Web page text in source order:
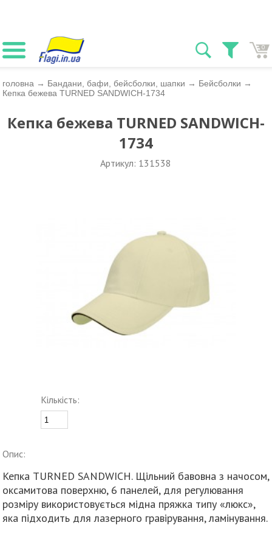
0
головна → Бандани, бафи, бейсболки, шапки → Бейсболки →
Кепка бежева TURNED SANDWICH-1734
Кепка бежева TURNED SANDWICH-
1734
Артикул: 131538
Кількість:
Опис:
Кепка TURNED SANDWICH. Щільний бавовна з начосом,
оксамитова поверхню, 6 панелей, для регулювання
розміру використовується мідна пряжка типу «люкс»,
яка підходить для лазерного гравірування, ламінування.